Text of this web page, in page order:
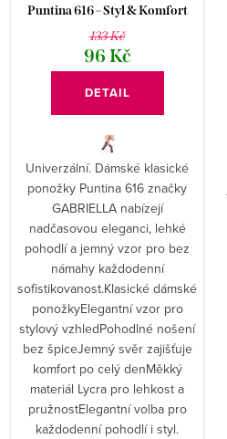
Puntina 616 – Styl & Komfort
133 Kč
96 Kč
DETAIL
Univerzální. Dámské klasické
ponožky Puntina 616 značky
GABRIELLA nabízejí
nadčasovou eleganci, lehké
pohodlí a jemný vzor pro bez
námahy každodenní
sofistikovanost.Klasické dámské
ponožkyElegantní vzor pro
stylový vzhledPohodlné nošení
bez špiceJemný svěr zajišťuje
komfort po celý denMěkký
materiál Lycra pro lehkost a
pružnostElegantní volba pro
každodenní pohodlí i styl.